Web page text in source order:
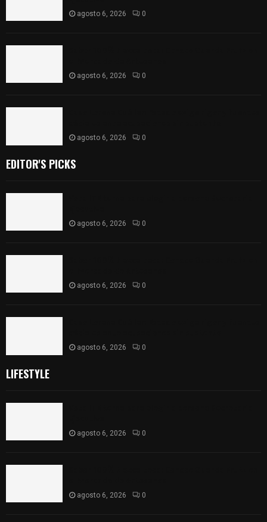
agosto 6, 2026 0
agosto 6, 2026 0
agosto 6, 2026 0
EDITOR'S PICKS
agosto 6, 2026 0
agosto 6, 2026 0
agosto 6, 2026 0
LIFESTYLE
agosto 6, 2026 0
agosto 6, 2026 0